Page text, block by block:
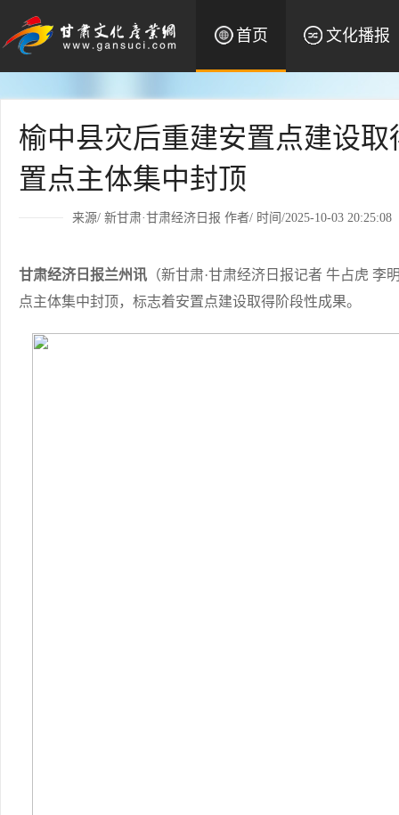
首页 文化播报
榆中县灾后重建安置点建设
置点主体集中封顶
来源/ 新甘肃·甘肃经济日报 作者/ 时间/2025-10-03 20:25:08
甘肃经济日报兰州讯 （新甘肃·甘肃经济日报记者 牛占虎
点主体集中封顶，标志着安置点建设取得阶段性成果。